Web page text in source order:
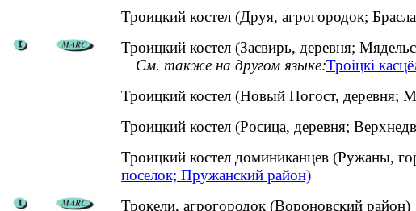
Троицкий костел (Друя, агрогородок;
Троицкий костел (Засвирь, деревня;
См. также на другом языке:Троіцкі
Троицкий костел (Новый Погост, деревня;
Троицкий костел (Росица, деревня;
Троицкий костел доминиканцев (Ружаны,
поселок; Пружанский район)
Трокели, агрогородок (Вороновский район)